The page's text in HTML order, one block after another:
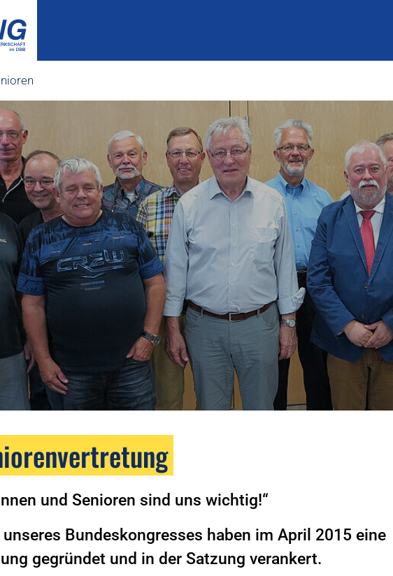
und Senioren sind uns wichtig!“
unseres Bundeskongresses haben im April 2015 eine
gegründet und in der Satzung verankert.